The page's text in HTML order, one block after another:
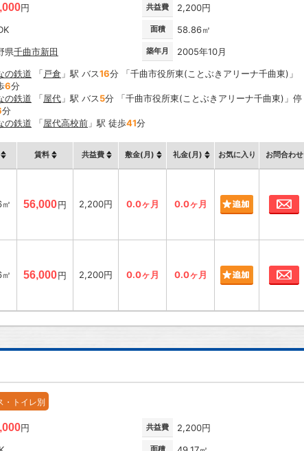
円 共益費 2,200円
面積 58.86㎡
県千曲市新田 築年月 2005年10月
の鉄道 「戸倉 」駅 バス16分 「千曲市役所東(ことぶきアリーナ千曲東)」
6分
の鉄道 「屋代 」駅 バス5分 「千曲市役所東(ことぶきアリーナ千曲東)」停
分
の鉄道 「屋代高校前 」駅 徒歩41分
賃料 共益費 敷金(月) 礼金(月) お気に入り お問合わせ
56,000円 2,200円 0.0ヶ月 0.0ヶ月
56,000円 2,200円 0.0ヶ月 0.0ヶ月
・トイレ別
円 共益費 2,200円
面積